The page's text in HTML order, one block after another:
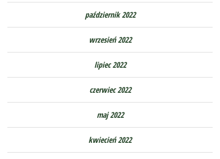
październik 2022
wrzesień 2022
lipiec 2022
czerwiec 2022
maj 2022
kwiecień 2022